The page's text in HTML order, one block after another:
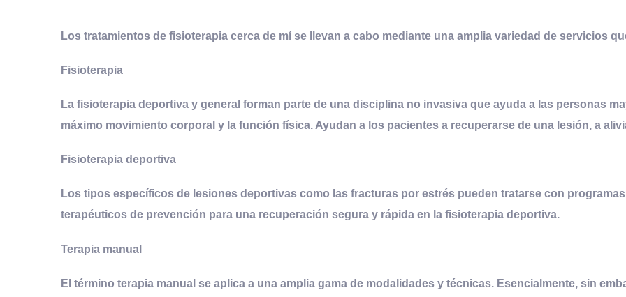
Los tratamientos de fisioterapia cerca de mí se llevan a cabo mediante una amplia variedad de servicios
Fisioterapia
La fisioterapia deportiva y general forman parte de una disciplina no invasiva que ayuda a las personas
máximo movimiento corporal y la función física. Ayudan a los pacientes a recuperarse de una lesión, a
Fisioterapia deportiva
Los tipos específicos de lesiones deportivas como las fracturas por estrés pueden tratarse con
terapéuticos de prevención para una recuperación segura y rápida en la fisioterapia deportiva.
Terapia manual
El término terapia manual se aplica a una amplia gama de modalidades y técnicas. Esencialmente, sin